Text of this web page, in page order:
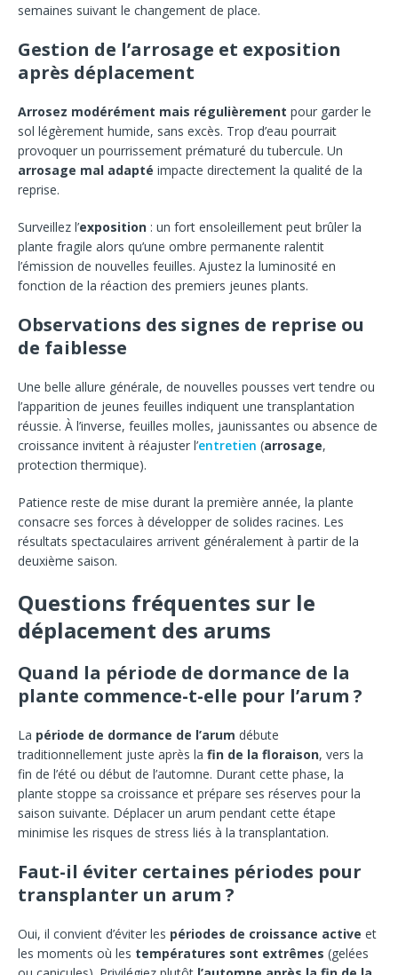
semaines suivant le changement de place.
Gestion de l’arrosage et exposition
après déplacement
Arrosez modérément mais régulièrement pour garder le
sol légèrement humide, sans excès. Trop d’eau pourrait
provoquer un pourrissement prématuré du tubercule. Un
arrosage mal adapté impacte directement la qualité de la
reprise.
Surveillez l’exposition : un fort ensoleillement peut brûler la
plante fragile alors qu’une ombre permanente ralentit
l’émission de nouvelles feuilles. Ajustez la luminosité en
fonction de la réaction des premiers jeunes plants.
Observations des signes de reprise ou
de faiblesse
Une belle allure générale, de nouvelles pousses vert tendre ou
l’apparition de jeunes feuilles indiquent une transplantation
réussie. À l’inverse, feuilles molles, jaunissantes ou absence de
croissance invitent à réajuster l’entretien (arrosage,
protection thermique).
Patience reste de mise durant la première année, la plante
consacre ses forces à développer de solides racines. Les
résultats spectaculaires arrivent généralement à partir de la
deuxième saison.
Questions fréquentes sur le
déplacement des arums
Quand la période de dormance de la
plante commence-t-elle pour l’arum ?
La période de dormance de l’arum débute
traditionnellement juste après la fin de la floraison, vers la
fin de l’été ou début de l’automne. Durant cette phase, la
plante stoppe sa croissance et prépare ses réserves pour la
saison suivante. Déplacer un arum pendant cette étape
minimise les risques de stress liés à la transplantation.
Faut-il éviter certaines périodes pour
transplanter un arum ?
Oui, il convient d’éviter les périodes de croissance active et
les moments où les températures sont extrêmes (gelées